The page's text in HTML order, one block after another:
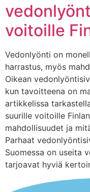
voitoille
Vedonlyönti on
harrastus, myös
Oikean
kun tavoitteena on
artikkelissa
suurille voitoille
mahdollisuudet ja
Parhaat
Suomessa on useita
tarjoavat hyviä